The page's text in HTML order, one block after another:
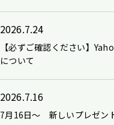
2026.7.24
【必ずご確認ください】
について
2026.7.16
7月16日～ 新しいプレゼン